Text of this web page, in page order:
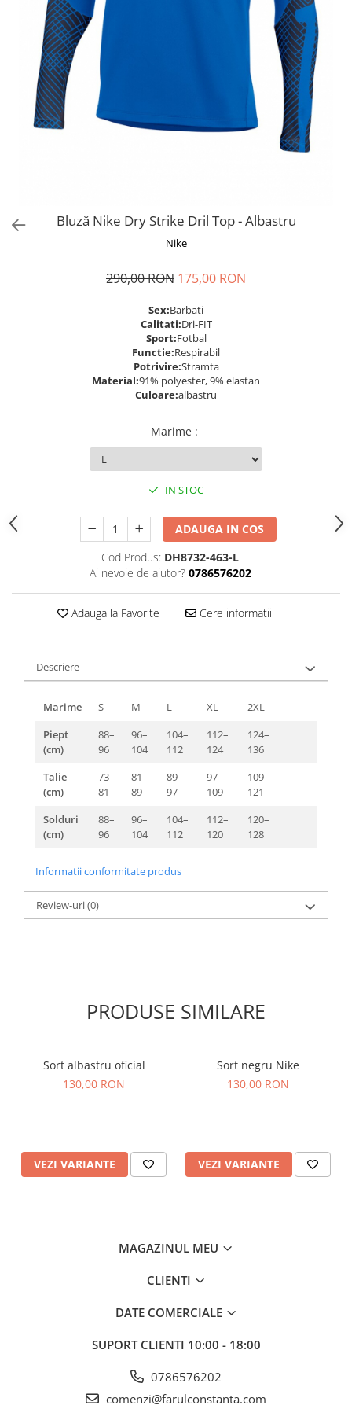
Bluză Nike Dry Strike Dril Top - Albastru
Nike
290,00 RON 175,00 RON
Sex:Barbati
Calitati:Dri-FIT
Sport:Fotbal
Functie:Respirabil
Potrivire:Stramta
Material:91% polyester, 9% elastan
Culoare:albastru
Marime :
IN STOC
ADAUGA IN COS
Cod Produs: DH8732-463-L
Ai nevoie de ajutor? 0786576202
Adauga la Favorite Cere informatii
Descriere
Marime S M L XL
2XL
Piept
(cm)
88–
96
96–
104
104–
112
112–
124
124–
136
Talie
(cm)
73–
81
81–
89
89–
97
97–
109
109–
121
Solduri
(cm)
88–
96
96–
104
104–
112
112–
120
120–
128
Informatii conformitate produs
Review-uri(0)
PRODUSE SIMILARE
Sort albastru oficial
130,00 RON
VEZI VARIANTE
Sort negru Nike
130,00 RON
VEZI VARIANTE
MAGAZINUL MEU
CLIENTI
DATE COMERCIALE
SUPORT CLIENTI 10:00 - 18:00
0786576202
comenzi@farulconstanta.com